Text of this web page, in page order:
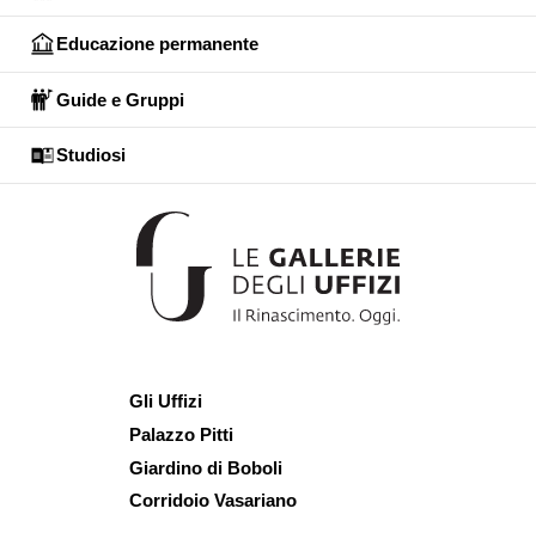
Educazione permanente
Guide e Gruppi
Studiosi
Gli Uffizi
Palazzo Pitti
Giardino di Boboli
Corridoio Vasariano